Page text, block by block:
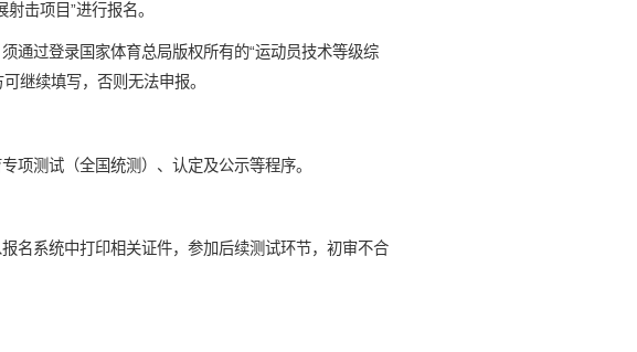
击项目”进行报名。
通过登录国家体育总局版权所有的“运动员技术等级综
继续填写，否则无法申报。
项测试（全国统测）、认定及公示等程序。
名系统中打印相关证件，参加后续测试环节，初审不合